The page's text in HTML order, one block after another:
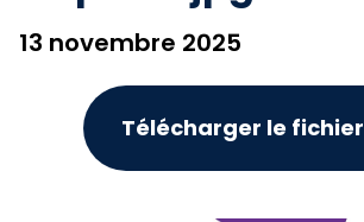
13 novembre 2025
Télécharger le fichier